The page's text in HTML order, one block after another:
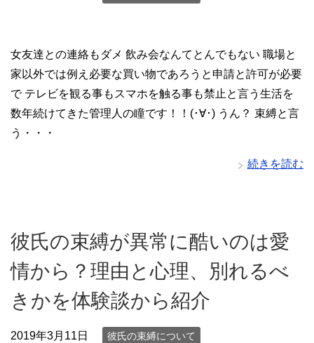
女友達との連絡もダメ 飲み会なんてとんでもない 職場と
家以外では例え必要な買い物であろうと申請と許可が必要
で テレビを観る事もスマホを触る事も禁止と言う生活を
数年続けてきた管理人の瞳です！！(･∀･) うん？ 束縛と言
う・・・
続きを読む
彼氏の束縛が異常に酷いのは愛
情から？理由と心理、別れるべ
きかを体験談から紹介
2019年3月11日 彼氏の束縛について